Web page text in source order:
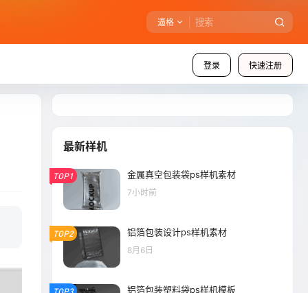
逼格
登录 快速注册
最新样机
TOP1 金属真空包装袋ps样机素材
7小时前
TOP2 铝箔包装设计ps样机素材
8月6日
铝箔包装塑料袋ps样机模板